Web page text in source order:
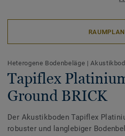
Heterogene Bodenbeläge |
Tapiflex
Ground BRICK
Der Akustikboden Tapiflex
robuster und langlebiger